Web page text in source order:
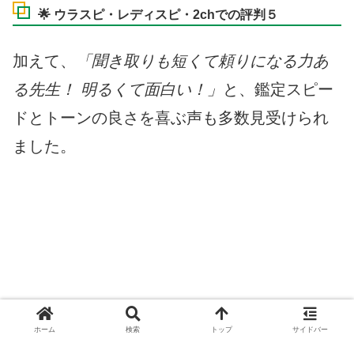
🌟 ウラスピ・レディスピ・2chでの評判５
加えて、
「聞き取りも短くて頼りになる力あ
る先生！ 明るくて面白い！」 と、鑑定スピー
ドとトーンの良さを喜ぶ声も多数見受けられ
ました。
＼全ての占い師が初回5分鑑定無料／
ホーム 検索 トップ サイドバー